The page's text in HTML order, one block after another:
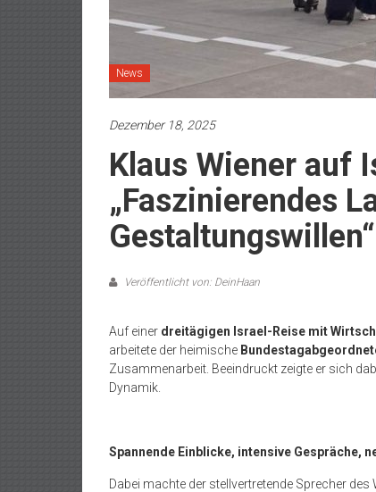
News
Dezember 18, 2025
Klaus Wiener auf
„Faszinierendes
Gestaltungswillen“
Veröffentlicht von: DeinHaan
Auf einer dreitägigen Israel-Reise mit
arbeitete der heimische
Zusammenarbeit. Beeindruckt zeigte er sich
Dynamik.
Spannende Einblicke, intensive Gespräche,
Dabei machte der stellvertretende Sprecher